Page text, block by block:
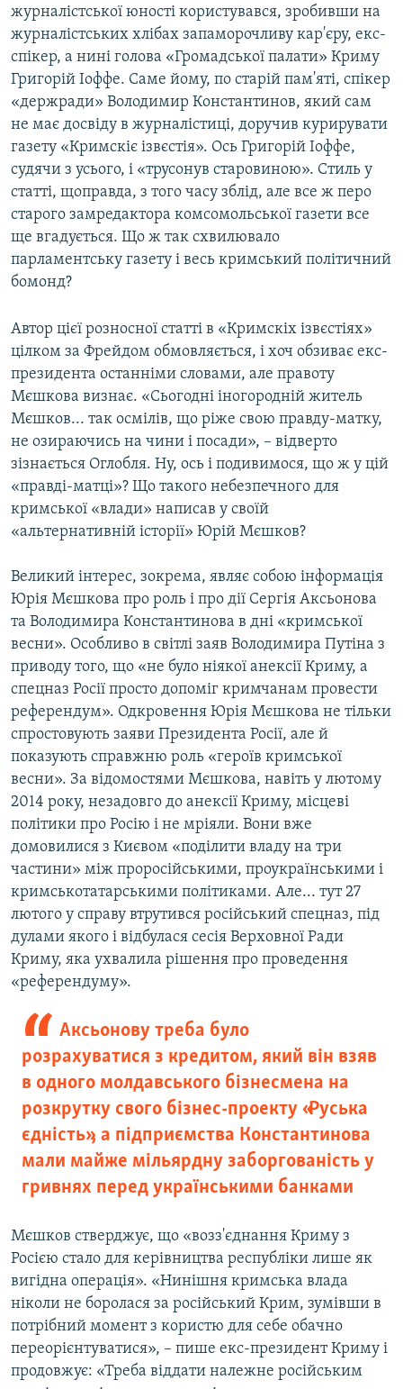
журналістської юності користувався, зробивши на
журналістських хлібах запаморочливу кар'єру, екс-
спікер, а нині голова «Громадської палати» Криму
Григорій Іоффе. Саме йому, по старій пам'яті, спікер
«держради» Володимир Константинов, який сам
не має досвіду в журналістиці, доручив курирувати
газету «Кримскіє ізвєстія». Ось Григорій Іоффе,
судячи з усього, і «трусонув старовиною». Стиль у
статті, щоправда, з того часу зблід, але все ж перо
старого замредактора комсомольської газети все
ще вгадується. Що ж так схвилювало
парламентську газету і весь кримський політичний
бомонд?
Автор цієї розносної статті в «Кримскіх ізвєстіях»
цілком за Фрейдом обмовляється, і хоч обзиває екс-
президента останніми словами, але правоту
Мєшкова визнає. «Сьогодні іногородній житель
Мєшков... так осмілів, що ріже свою правду-матку,
не озираючись на чини і посади», – відверто
зізнається Оглобля. Ну, ось і подивимося, що ж у цій
«правді-матці»? Що такого небезпечного для
кримської «влади» написав у своїй
«альтернативній історії» Юрій Мєшков?
Великий інтерес, зокрема, являє собою інформація
Юрія Мєшкова про роль і про дії Сергія Аксьонова
та Володимира Константинова в дні «кримської
весни». Особливо в світлі заяв Володимира Путіна з
приводу того, що «не було ніякої анексії Криму, а
спецназ Росії просто допоміг кримчанам провести
референдум». Одкровення Юрія Мєшкова не тільки
спростовують заяви Президента Росії, але й
показують справжню роль «героїв кримської
весни». За відомостями Мєшкова, навіть у лютому
2014 року, незадовго до анексії Криму, місцеві
політики про Росію і не мріяли. Вони вже
домовилися з Києвом «поділити владу на три
частини» між проросійськими, проукраїнськими і
кримськотатарськими політиками. Але... тут 27
лютого у справу втрутився російський спецназ, під
дулами якого і відбулася сесія Верховної Ради
Криму, яка ухвалила рішення про проведення
«референдуму».
Аксьонову треба було
розрахуватися з кредитом, який він взяв
в одного молдавського бізнесмена на
розкрутку свого бізнес-проекту «Руська
єдність», а підприємства Константинова
мали майже мільярдну заборгованість у
гривнях перед українськими банками
Мєшков стверджує, що «возз'єднання Криму з
Росією стало для керівництва республіки лише як
вигідна операція». «Нинішня кримська влада
ніколи не боролася за російський Крим, зумівши в
потрібний момент з користю для себе обачно
переорієнтуватися», – пише екс-президент Криму і
продовжує: «Треба віддати належне російським